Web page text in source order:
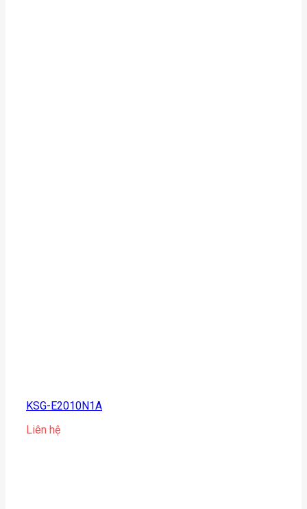
KSG-E2010N1A
Liên hệ